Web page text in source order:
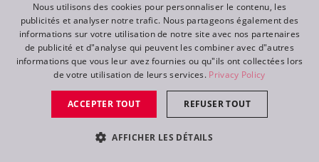
T1 Profile FS™
ENGLISH
DE
RU
Nous utilisons des cookies pour personnaliser le contenu, les
publicités et analyser notre trafic. Nous partageons également des
informations sur votre utilisation de notre site avec nos partenaires
de publicité et d"analyse qui peuvent les combiner avec d"autres
informations que vous leur avez fournies ou qu"ils ont collectées lors
de votre utilisation de leurs services. Privacy Policy
ACCEPTER TOUT REFUSER TOUT
AFFICHER LES DÉTAILS